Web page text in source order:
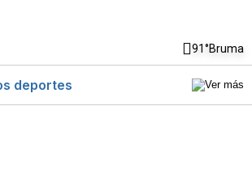
91°Bruma
deportes